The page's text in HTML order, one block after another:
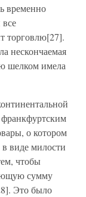
временно
торговлю[27].
нескончаемая
шелком имела
франкфуртским
о котором
виде милости
чтобы
сумму
Это было